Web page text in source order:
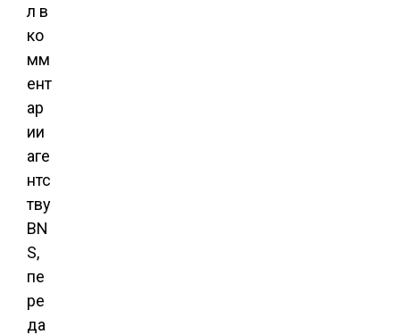
л в
ко
мм
ент
ар
ии
аге
нтс
тву
BN
S,
пе
ре
да